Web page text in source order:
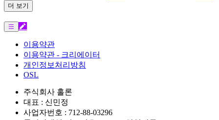
더 보기
이용약관
이용약관 - 크리에이터
개인정보처리방침
OSL
주식회사 홀론
대표 : 신민정
사업자번호 : 712-88-03296